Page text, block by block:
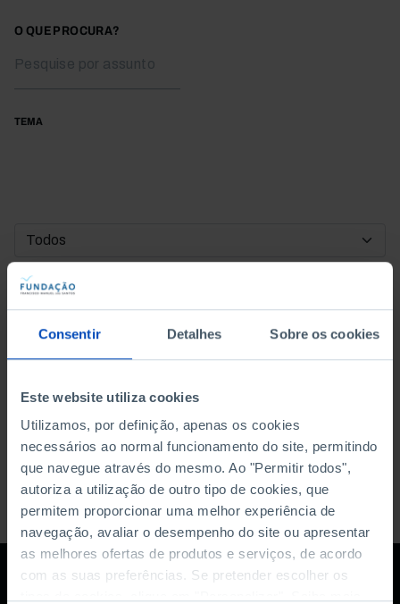
Consentir Detalhes Sobre os cookies
Este website utiliza cookies
Utilizamos, por definição, apenas os cookies
necessários ao normal funcionamento do site, permitindo
que navegue através do mesmo. Ao "Permitir todos",
autoriza a utilização de outro tipo de cookies, que
permitem proporcionar uma melhor experiência de
navegação, avaliar o desempenho do site ou apresentar
as melhores ofertas de produtos e serviços, de acordo
com as suas preferências. Se pretender escolher os
O QUE PROCURA?
TEMA
DATA DE INÍCIO
DATA DE FIM